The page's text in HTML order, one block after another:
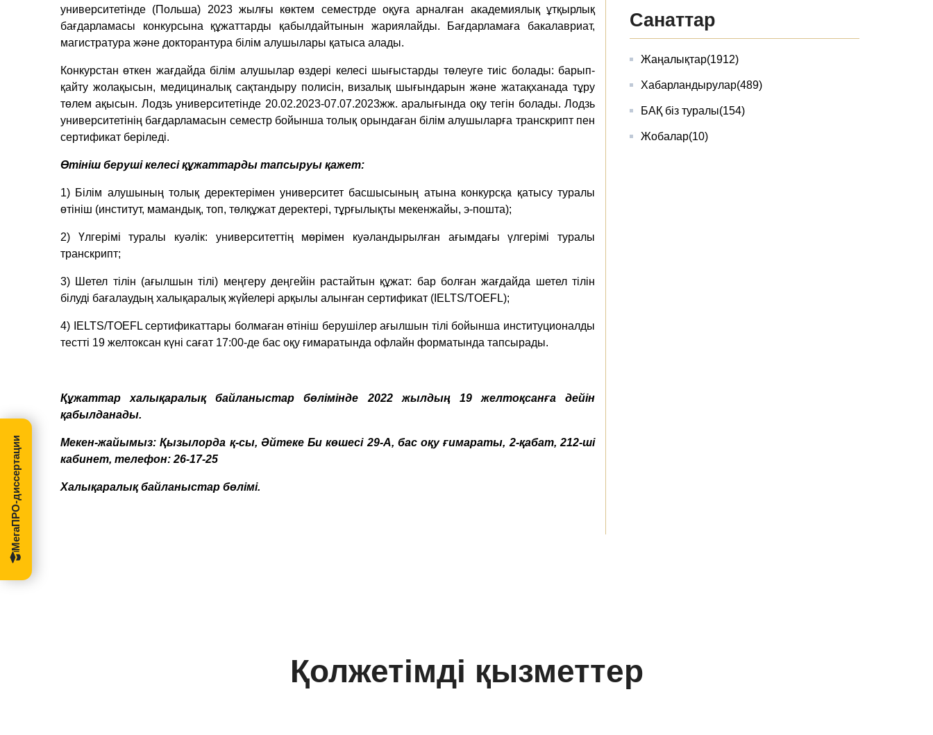
университетінде (Польша) 2023 жылғы көктем семестрде оқуға арналған академиялық ұтқырлық
бағдарламасы конкурсына құжаттарды қабылдайтынын жариялайды. Бағдарламаға бакалавриат,
магистратура және докторантура білім алушылары қатыса алады.
Конкурстан өткен жағдайда білім алушылар өздері келесі шығыстарды төлеуге тиіс болады: барып-
қайту жолақысын, медициналық сақтандыру полисін, визалық шығындарын және жатақханада тұру
төлем ақысын. Лодзь университетінде 20.02.2023-07.07.2023жж. аралығында оқу тегін болады. Лодзь
университетінің бағдарламасын семестр бойынша толық орындаған білім алушыларға транскрипт пен
сертификат беріледі.
Өтініш беруші келесі құжаттарды тапсыруы қажет:
1) Білім алушының толық деректерімен университет басшысының атына конкурсқа қатысу туралы
өтініш (институт, мамандық, топ, төлқұжат деректері, тұрғылықты мекенжайы, э-пошта);
2) Үлгерімі туралы куәлік: университеттің мөрімен куәландырылған ағымдағы үлгерімі туралы
транскрипт;
3) Шетел тілін (ағылшын тілі) меңгеру деңгейін растайтын құжат: бар болған жағдайда шетел тілін
білуді бағалаудың халықаралық жүйелері арқылы алынған сертификат (IELTS/TOEFL);
4) IELTS/TOEFL сертификаттары болмаған өтініш берушілер ағылшын тілі бойынша институционалды
тестті 19 желтоксан күні сағат 17:00-де бас оқу ғимаратында офлайн форматында тапсырады.
Құжаттар халықаралық байланыстар бөлімінде 2022 жылдың 19 желтоқсанға дейін
қабылданады.
Мекен-жайымыз: Қызылорда қ-сы, Әйтеке Би көшесі 29-А, бас оқу ғимараты, 2-қабат, 212-ші
кабинет, телефон: 26-17-25
Халықаралық байланыстар бөлімі.
Санаттар
Жаңалықтар(1912)
Хабарландырулар(489)
БАҚ біз туралы(154)
Жобалар(10)
Қолжетімді қызметтер
МегаПРО-диссертации